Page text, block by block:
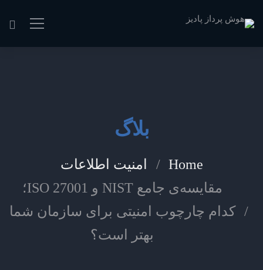
بلاگ
Home
امنیت اطلاعات
مقایسه‌ی جامع NIST و ISO 27001؛
کدام چارچوب امنیتی برای سازمان شما
بهتر است؟